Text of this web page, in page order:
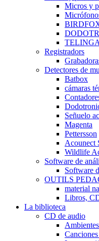
Micros y
TELINGA
Registradors
Detectores de
Batbox
cámaras
Señuelo
Magenta
Pettersson
Acounect
Wildlife
Software de
Software
OUTILS
material
Libros,
La biblioteca
CD de audio